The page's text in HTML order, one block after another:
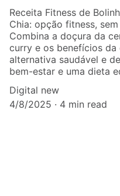
Receita Fitness de
Chia: opção fitness,
Combina a doçura da
curry e os benefícios da
alternativa saudável e
bem-estar e uma dieta
Digital new
4/8/2025
4 min read